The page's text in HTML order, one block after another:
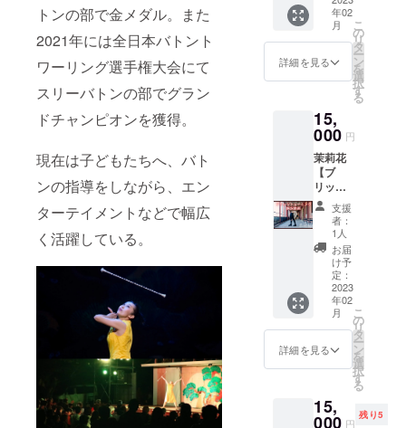
トンの部で金メダル。また
2021年には全日本バトント
ワーリング選手権大会にて
スリーバトンの部でグラン
ドチャンピオンを獲得。
現在は子どもたちへ、バト
ンの指導をしながら、エン
ターテイメントなどで幅広
く活躍している。
したオ
リジナ
ルアー
トで製
作いた
しま
許可な
く引
用、転
載、複
製、第
三者へ
の提
供、改
変など
はご遠
慮下さ
い。 ※
送料込
みで
す。
いない
メール
アドレ
記入く
ださ
全ての
グッズ
は今回
の公演
のため
だけに
月灯藝
術。の
書作家
中島美
紀が書
き下ろ
したオ
リジナ
ルアー
トで製
作いた
しま
す！ ※
く引
用、転
す！ ※
直筆サ
イン入
月灯藝
術。オ
ル2種類
（直径
５cmの
丸い
シー
ル、カ
ラフル
アート
にロゴ
入り１
種、和
モダン
アート
にロゴ
入り１
印刷）
※動画の
メール
にてお
宅やオ
フィス
等、
アート
を展示
高画質
プリン
トなの
で艶や
かで綺
麗な仕
上がり
のプリ
ント
アート
です。
●月灯藝
術。オ
リジナ
ルシー
（直径
５cmの
ル、カ
ラフル
まだ硬
くて少
しでも
開くよ
たい...」
「180度
目指し
た
い！」
「180度
は開く
人けど
更
に！」
そんな
方にオ
ススメ
の方法
を 今回
初！動
画にし
ます！
【茉莉
セージ
+サイン
影現場
も舞台
も自分
でヘア
メイク
を手掛
る茉莉
花の約
30分間
の
『ショ
ー向け
濃いめ
メイク
解説動
画♡』
茉莉花
のこだ
わりや
ポイン
トを 今
回特別
に！解
致しま
す！！
年02
月
詳細を見る
こ
の
リ
タ
ー
ン
を
選
択
す
る
15,
000 円
茉莉花
【ブ
リッジ
解説動
画+手書
きメッ
セージ
セット
★】 ブ
リッ
ジって
案外
様々な
ジャン
ルで使
われま
にダン
スや審
支援
者：
1人
お届
け予
定：
2023
年02
月
詳細を見る
こ
の
リ
タ
ー
ン
を
選
択
す
る
15,
000 円
残り5